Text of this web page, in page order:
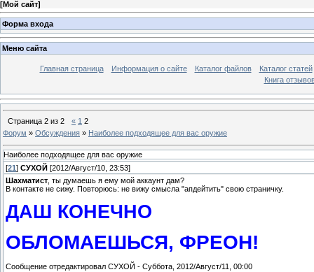
[Мой сайт]
Форма входа
Меню сайта
Главная страница Информация о сайте Каталог файлов
Каталог статей
Книга
Страница 2 из 2 « 1 2
Форум » Обсуждения » Наиболее подходящее для вас оружие
Наиболее подходящее для вас оружие
[21 ] СУХОЙ [2012/Август/10, 23:53]
Шахматист , ты думаешь я ему мой аккаунт дам?
В контакте не сижу. Повторюсь: не вижу смысла "апдейтить" свою страничку.
ДАШ КОНЕЧНО
ОБЛОМАЕШЬСЯ, ФРЕОН!
Сообщение отредактировал СУХОЙ - Суббота, 2012/Август/11, 00:00